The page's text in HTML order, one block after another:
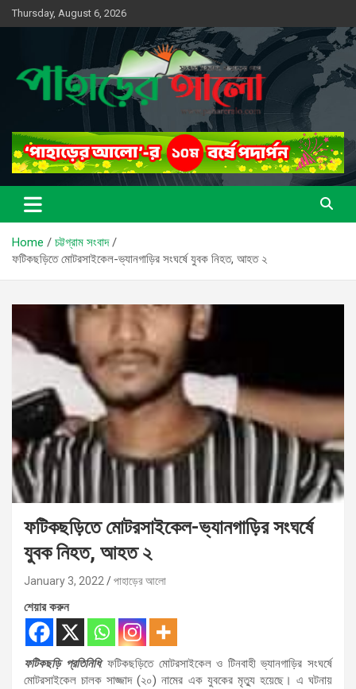
Skip
to
Thursday, August 6, 2026
পাহাড়ের আলো
সত্যের সন্ধানে, পাহাড়ের পথে
Home
চট্টগ্রাম সংবাদ
ফটিকছড়িতে মোটরসাইকেল-ভ্যানগাড়ির সংঘর্ষে যুবক নিহত, আহত ২
ফটিকছড়িতে মোটরসাইকেল-ভ্যানগাড়ির সংঘর্ষে
যুবক নিহত, আহত ২
January 3, 2022 পাহাড়ের আলো
শেয়ার করুন
ফটিকছড়ি প্রতিনিধি: ফটিকছড়িতে মোটরসাইকেল ও টিনবাহী ভ্যানগাড়ির সংঘর্ষে
মোটরসাইকেল চালক সাজ্জাদ (২০) নামের এক যুবকের মৃত্যু হয়েছে। এ ঘটনায়